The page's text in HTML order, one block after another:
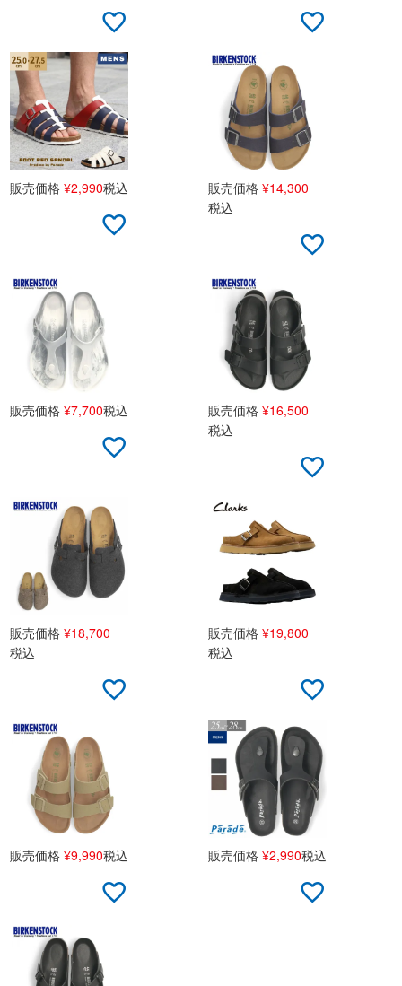
販売価格 ¥2,990税込 販売価格 ¥14,300
税込
販売価格 ¥7,700税込 販売価格 ¥16,500
税込
販売価格 ¥18,700
税込
販売価格 ¥19,800
税込
販売価格 ¥9,990税込 販売価格 ¥2,990税込